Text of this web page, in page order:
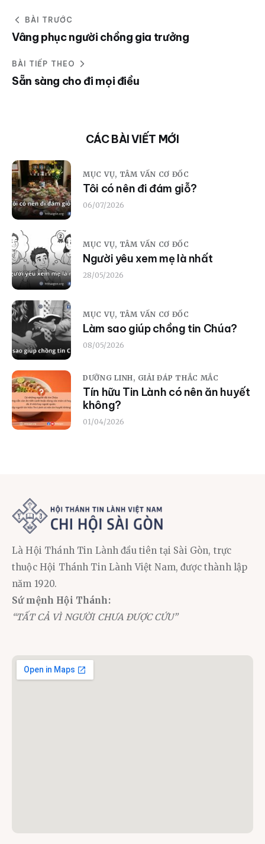
BÀI TRƯỚC
Vâng phục người chồng gia trưởng
BÀI TIẾP THEO
Sẵn sàng cho đi mọi điều
CÁC BÀI VIẾT MỚI
MỤC VỤ, TÂM VẤN CƠ ĐỐC
Tôi có nên đi đám giỗ?
06/07/2026
MỤC VỤ, TÂM VẤN CƠ ĐỐC
Người yêu xem mẹ là nhất
28/05/2026
MỤC VỤ, TÂM VẤN CƠ ĐỐC
Làm sao giúp chồng tin Chúa?
08/05/2026
DƯỠNG LINH, GIẢI ĐÁP THẮC MẮC
Tín hữu Tin Lành có nên ăn huyết
không?
01/04/2026
Là Hội Thánh Tin Lành đầu tiên tại Sài Gòn, trực
thuộc Hội Thánh Tin Lành Việt Nam, được thành lập
năm 1920.
Sứ mệnh Hội Thánh:
“TẤT CẢ VÌ NGƯỜI CHƯA ĐƯỢC CỨU”